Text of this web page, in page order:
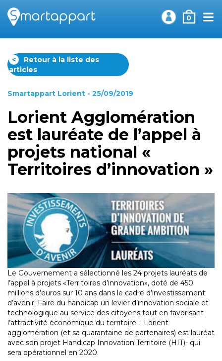
0
<
Retour à la liste des
articles
Smartappart Lorient - 25/09/2019
Lorient Agglomération
est lauréate de l’appel à
projets national «
Territoires d’innovation »
Le Gouvernement a sélectionné les 24 projets lauréats de
l’appel à projets «Territoires d’innovation», doté de 450
millions d’euros sur 10 ans dans le cadre d’investissement
d’avenir. Faire du handicap un levier d’innovation sociale et
technologique au service des citoyens tout en favorisant
l’attractivité économique du territoire : Lorient
agglomération (et sa quarantaine de partenaires) est lauréat
avec son projet Handicap Innovation Territoire (HIT)- qui
sera opérationnel en 2020.